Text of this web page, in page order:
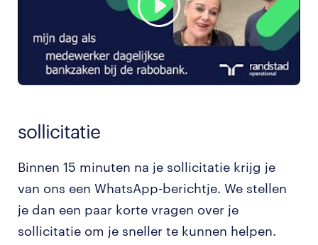
sollicitatie
Binnen 15 minuten na je sollicitatie krijg je
van ons een WhatsApp-berichtje. We stellen
je dan een paar korte vragen over je
sollicitatie om je sneller te kunnen helpen.